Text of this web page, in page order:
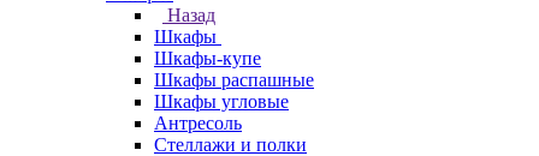
Назад
Шкафы
Шкафы-купе
Шкафы распашные
Шкафы угловые
Антресоль
Стеллажи и полки